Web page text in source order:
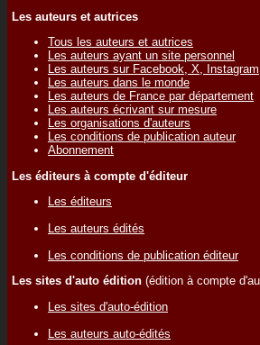
Les auteurs et autrices
Tous les auteurs et autrices
Les auteurs ayant un site personnel
Les auteurs sur Facebook, X, Instagram
Les auteurs dans le monde
Les auteurs de France par département
Les auteurs écrivant sur mesure
Les organisations d'auteurs
Les conditions de publication auteur
Abonnement
Les éditeurs à compte d'éditeur
Les éditeurs
Les auteurs édités
Les conditions de publication éditeur
Les sites d'auto édition (édition à compte
Les sites d'auto-édition
Les auteurs auto-édités